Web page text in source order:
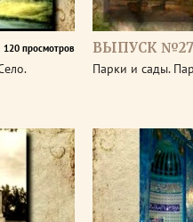
120 просмотров ВЫПУСК
Парки и сады.